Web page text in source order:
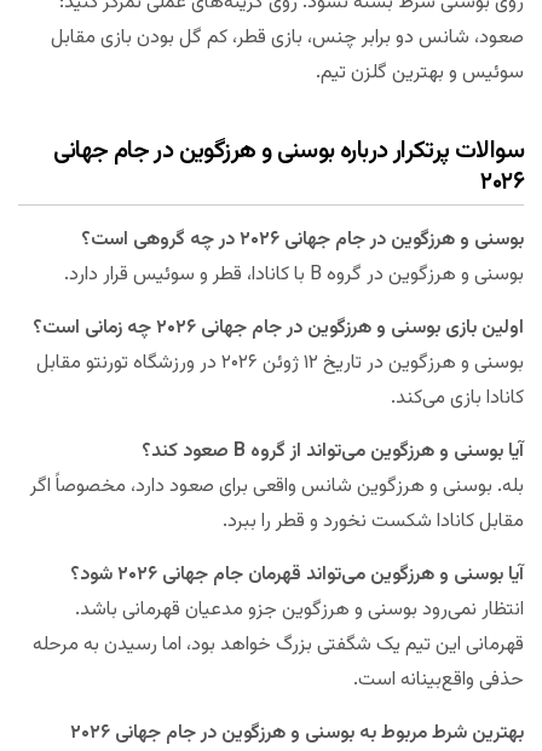
صعود، شانس دو برابر چنس، بازی قطر، کم گل بودن بازی مقابل
سوئیس و بهترین گلزن تیم.
سوالات پرتکرار درباره بوسنی و هرزگوین در جام جهانی
۲۰۲۶
بوسنی و هرزگوین در جام جهانی ۲۰۲۶ در چه گروهی است؟
بوسنی و هرزگوین در گروه B با کانادا، قطر و سوئیس قرار دارد.
اولین بازی بوسنی و هرزگوین در جام جهانی ۲۰۲۶ چه زمانی است؟
بوسنی و هرزگوین در تاریخ ۱۲ ژوئن ۲۰۲۶ در ورزشگاه تورنتو مقابل
کانادا بازی می‌کند.
آیا بوسنی و هرزگوین می‌تواند از گروه B صعود کند؟
بله. بوسنی و هرزگوین شانس واقعی برای صعود دارد، مخصوصاً اگر
مقابل کانادا شکست نخورد و قطر را ببرد.
آیا بوسنی و هرزگوین می‌تواند قهرمان جام جهانی ۲۰۲۶ شود؟
انتظار نمی‌رود بوسنی و هرزگوین جزو مدعیان قهرمانی باشد.
قهرمانی این تیم یک شگفتی بزرگ خواهد بود، اما رسیدن به مرحله
حذفی واقع‌بینانه است.
بهترین شرط مربوط به بوسنی و هرزگوین در جام جهانی ۲۰۲۶